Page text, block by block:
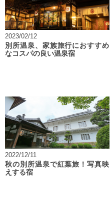
2023/02/12
別所温泉、家族旅行におすすめ
なコスパの良い温泉宿
2022/12/11
秋の別所温泉で紅葉旅！写真映
えする宿